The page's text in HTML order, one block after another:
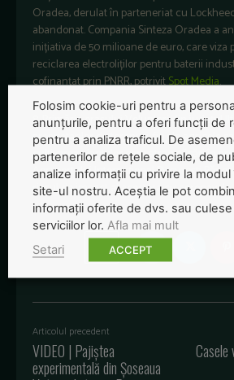
Oradea, derulat în parteneriat cu
abandonat. Compania Sinteza Oradea a
inițiativa de 50 milioane de euro, care viza
reciclarea electroliților pentru baterii
cofinanțat prin PNRR, potrivitSpot Media.
8. Primăria orașului Voluntari din județul
proprietarilor de terenuri, fie ele agricole
cultivarea plantelor care atrag păsări în
Aeroportului Internațional București
riscul de impact al acestora cu
Articolul precedent
VIDEO | Pajiștea
experimentală din Șoseaua
Casele
Folosim cookie-uri pentru a
anunțurile, pentru a oferi funcții de
pentru a analiza traficul. De
partenerilor de rețele sociale, de
analize informații cu privire la
site-ul nostru. Aceștia le pot
informații oferite de dvs. sau
serviciilor lor. Afla mai mult
Setari
ACCEPT